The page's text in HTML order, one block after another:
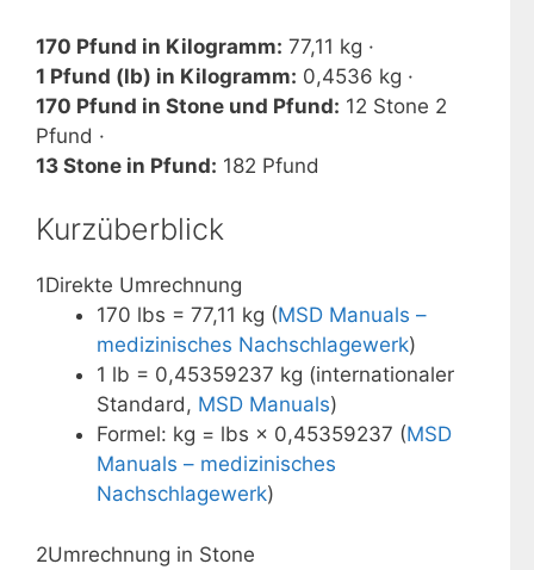
170 Pfund in Kilogramm: 77,11 kg ·
1 Pfund (lb) in Kilogramm: 0,4536 kg ·
170 Pfund in Stone und Pfund: 12 Stone 2
Pfund ·
13 Stone in Pfund: 182 Pfund
Kurzüberblick
1Direkte Umrechnung
170 lbs = 77,11 kg (MSD Manuals –
medizinisches Nachschlagewerk)
1 lb = 0,45359237 kg (internationaler
Standard, MSD Manuals)
Formel: kg = lbs × 0,45359237 (MSD
Manuals – medizinisches
Nachschlagewerk)
2Umrechnung in Stone